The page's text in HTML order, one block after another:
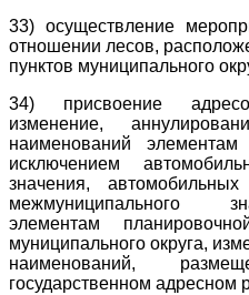
33) осуществление
отношении лесов,
пунктов муниципального
34) присвоение
изменение,
наименований
исключением
значения,
межмуниципального
элементам
муниципального округа,
наименований,
государственном адресном